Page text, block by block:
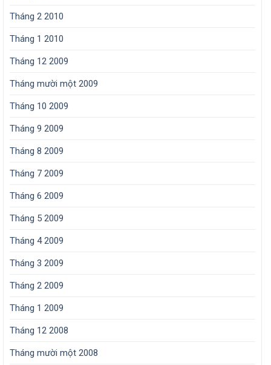
Tháng 2 2010
Tháng 1 2010
Tháng 12 2009
Tháng mười một 2009
Tháng 10 2009
Tháng 9 2009
Tháng 8 2009
Tháng 7 2009
Tháng 6 2009
Tháng 5 2009
Tháng 4 2009
Tháng 3 2009
Tháng 2 2009
Tháng 1 2009
Tháng 12 2008
Tháng mười một 2008